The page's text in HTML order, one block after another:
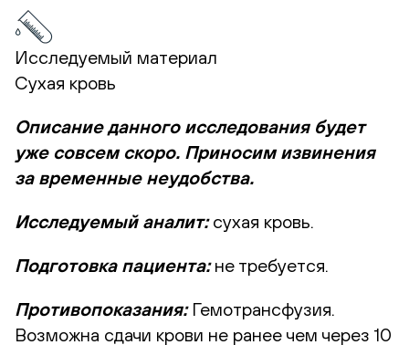
Исследуемый материал
Сухая кровь
Описание данного исследования будет
уже совсем скоро. Приносим извинения
за временные неудобства.
Исследуемый аналит:сухая кровь.
Подготовка пациента:не требуется.
Противопоказания: Гемотрансфузия.
Возможна сдачи крови не ранее чем через 10